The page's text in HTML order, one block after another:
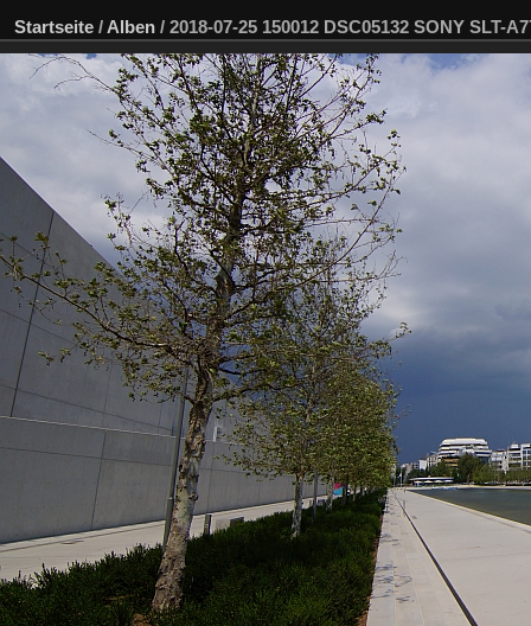
Startseite / Alben / 2018-07-25 150012 DSC05132 SONY SLT-